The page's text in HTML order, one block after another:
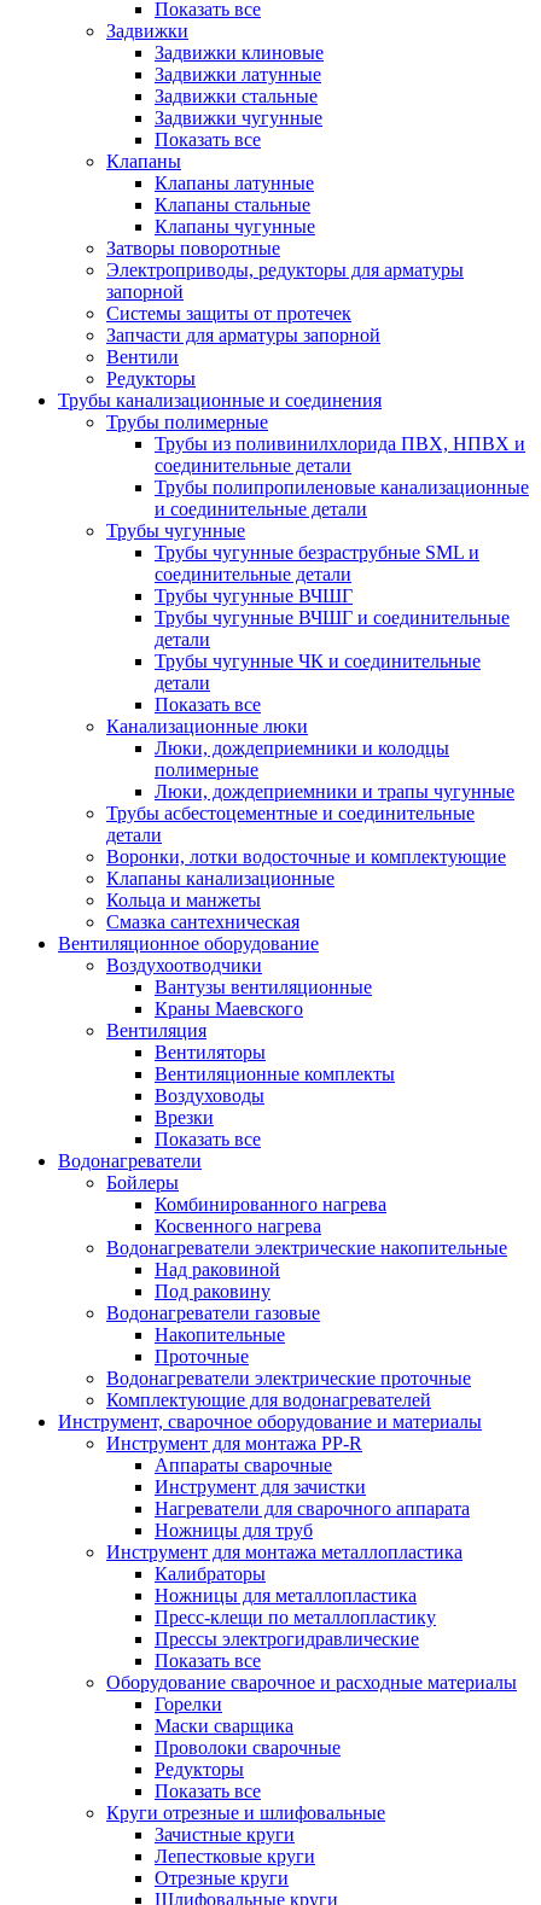
Показать все
Задвижки
Задвижки клиновые
Задвижки латунные
Задвижки стальные
Задвижки чугунные
Показать все
Клапаны
Клапаны латунные
Клапаны стальные
Клапаны чугунные
Затворы поворотные
Электроприводы, редукторы для арматуры
запорной
Системы защиты от протечек
Запчасти для арматуры запорной
Вентили
Редукторы
Трубы канализационные и соединения
Трубы полимерные
Трубы из поливинилхлорида ПВХ, НПВХ и
соединительные детали
Трубы полипропиленовые канализационные
и соединительные детали
Трубы чугунные
Трубы чугунные безраструбные SML и
соединительные детали
Трубы чугунные ВЧШГ
Трубы чугунные ВЧШГ и соединительные
детали
Трубы чугунные ЧК и соединительные
детали
Показать все
Канализационные люки
Люки, дождеприемники и колодцы
полимерные
Люки, дождеприемники и трапы чугунные
Трубы асбестоцементные и соединительные
детали
Воронки, лотки водосточные и комплектующие
Клапаны канализационные
Кольца и манжеты
Смазка сантехническая
Вентиляционное оборудование
Воздухоотводчики
Вантузы вентиляционные
Краны Маевского
Вентиляция
Вентиляторы
Вентиляционные комплекты
Воздуховоды
Врезки
Показать все
Водонагреватели
Бойлеры
Комбинированного нагрева
Косвенного нагрева
Водонагреватели электрические накопительные
Над раковиной
Под раковину
Водонагреватели газовые
Накопительные
Проточные
Водонагреватели электрические проточные
Комплектующие для водонагревателей
Инструмент, сварочное оборудование и материалы
Инструмент для монтажа PP-R
Аппараты сварочные
Инструмент для зачистки
Нагреватели для сварочного аппарата
Ножницы для труб
Инструмент для монтажа металлопластика
Калибраторы
Ножницы для металлопластика
Пресс-клещи по металлопластику
Прессы электрогидравлические
Показать все
Оборудование сварочное и расходные материалы
Горелки
Маски сварщика
Проволоки сварочные
Редукторы
Показать все
Круги отрезные и шлифовальные
Зачистные круги
Лепестковые круги
Отрезные круги
Шлифовальные круги